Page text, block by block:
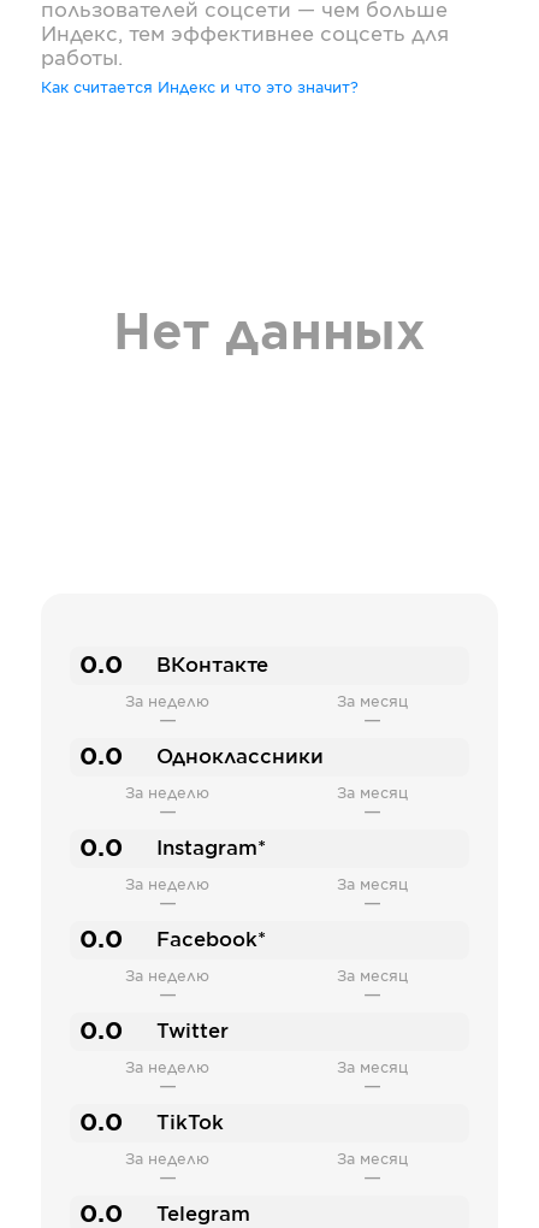
пользователей соцсети — чем больше
Индекс, тем эффективнее соцсеть для
работы.
Как считается Индекс и что это значит?
Нет данных
0.0 ВКонтакте
За неделю
—
За месяц
—
0.0 Одноклассники
За неделю
—
За месяц
—
0.0 Instagram*
За неделю
—
За месяц
—
0.0 Facebook*
За неделю
—
За месяц
—
0.0 Twitter
За неделю
—
За месяц
—
0.0 TikTok
За неделю
—
За месяц
—
0.0 Telegram